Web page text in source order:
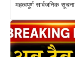
महत्वपूर्ण सार्वजनिक